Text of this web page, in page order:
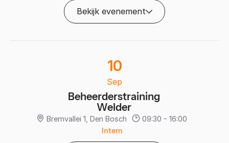
Bekijk evenement
10
Sep
Beheerderstraining
Welder
Bremvallei 1, Den Bosch 09:30 - 16:00
Intern